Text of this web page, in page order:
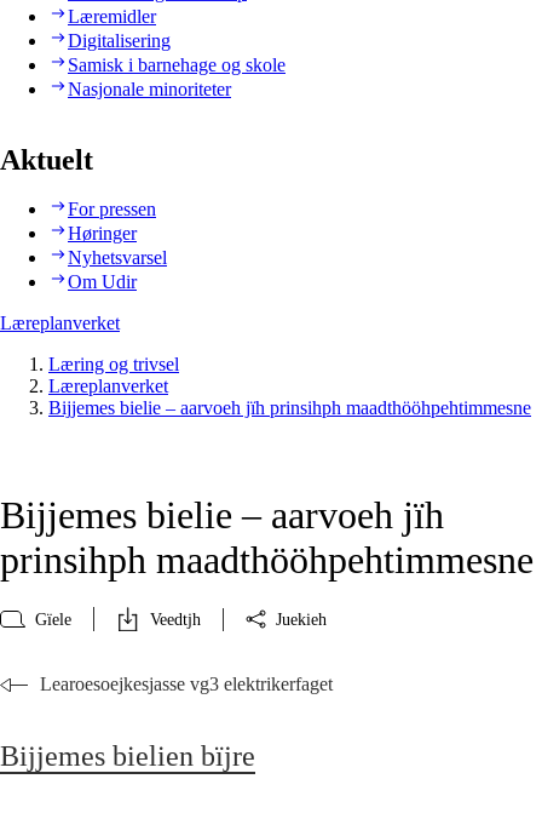
Læremidler
Digitalisering
Samisk i barnehage og skole
Nasjonale minoriteter
Aktuelt
For pressen
Høringer
Nyhetsvarsel
Om Udir
Læreplanverket
Læring og trivsel
Læreplanverket
Bijjemes bielie – aarvoeh jïh prinsihph maadthööhpehtimmesne
Bijjemes bielie – aarvoeh jïh
prinsihph maadthööhpehtimmesne
Gïele Veedtjh Juekieh
Learoesoejkesjasse vg3 elektrikerfaget
Bijjemes bielien bïjre